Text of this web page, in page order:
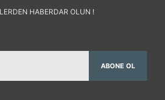
HABERDAR OLUN !
ABONE OL